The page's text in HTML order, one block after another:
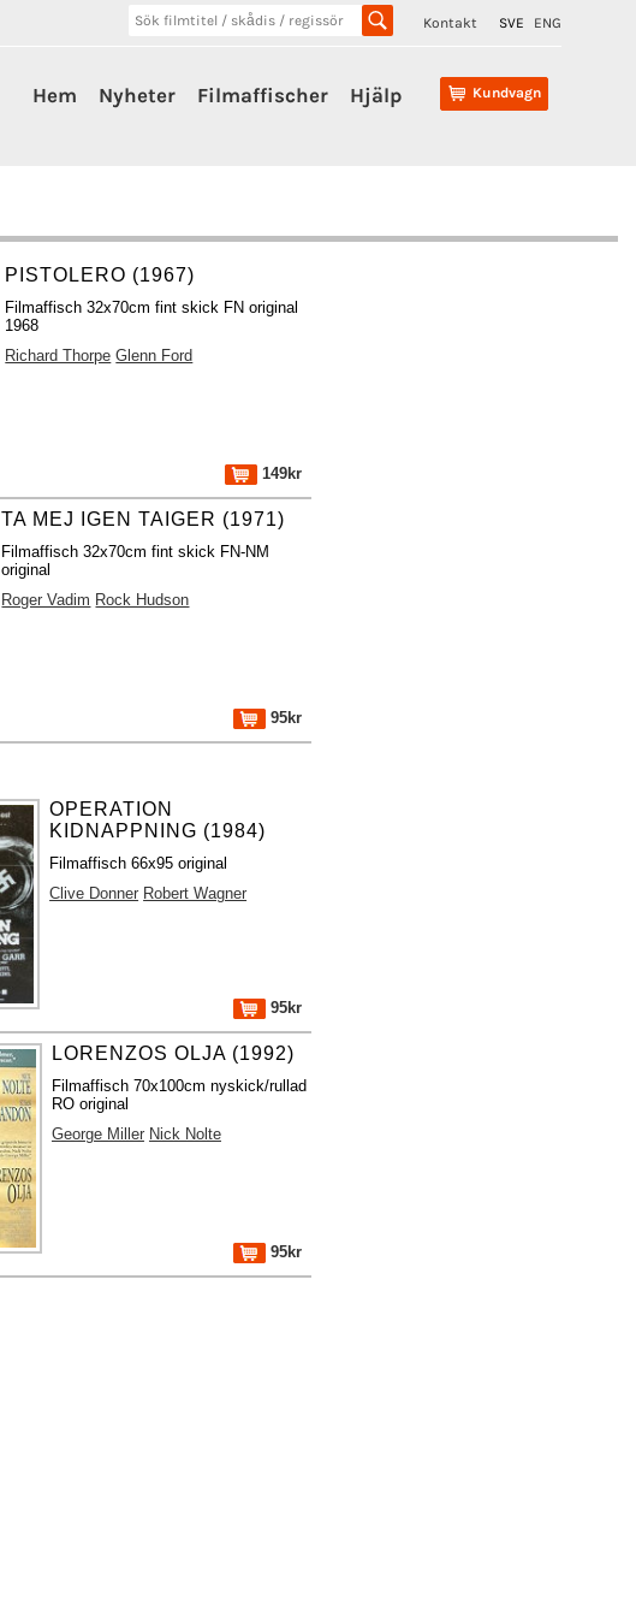
Kontakt SVE ENG
Kundvagn
Hem Nyheter Filmaffischer Hjälp
PISTOLERO (1967)
Filmaffisch 32x70cm fint skick FN original
1968
Richard Thorpe Glenn Ford
149kr
TA MEJ IGEN TAIGER (1971)
Filmaffisch 32x70cm fint skick FN-NM
original
Roger Vadim Rock Hudson
95kr
OPERATION
KIDNAPPNING (1984)
Filmaffisch 66x95 original
Clive Donner Robert Wagner
95kr
LORENZOS OLJA (1992)
Filmaffisch 70x100cm nyskick/rullad
RO original
George Miller Nick Nolte
95kr